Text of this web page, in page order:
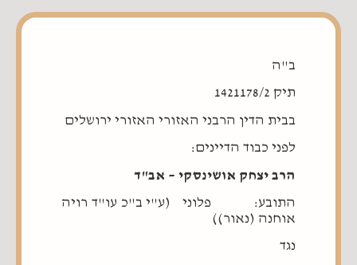
ב"ה
תיק 1421178/2
בבית הדין הרבני האזורי האזורי ירושלים
לפני כבוד הדיינים:
הרב יצחק אושינסקי – אב"ד
התובע: פלוני (ע"י ב"כ עו"ד רויה
אוחנה (נאור))
נגד